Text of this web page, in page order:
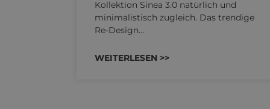
Kollektion Sinea 3.0 natürlich und
minimalistisch zugleich. Das trendige
Re-Design…
WEITERLESEN >>